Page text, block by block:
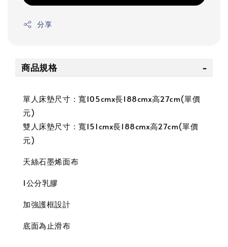
分享
商品規格
單人床墊尺寸：寬105cmx長188cmx高27cm(單價
元)
雙人床墊尺寸：寬151cmx長188cmx高27cm(單價
元)
天絲石墨烯面布
1公分乳膠
加強護框設計
底面為止滑布